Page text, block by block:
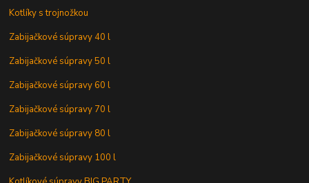
Kotlíky s trojnožkou
Zabijačkové súpravy 40 l
Zabijačkové súpravy 50 l
Zabijačkové súpravy 60 l
Zabijačkové súpravy 70 l
Zabijačkové súpravy 80 l
Zabijačkové súpravy 100 l